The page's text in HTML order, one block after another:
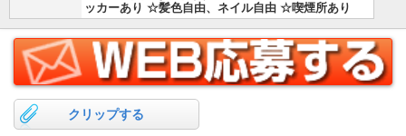
ッカーあり ☆髪色自由、ネイル自由 ☆喫煙所あり
クリップする